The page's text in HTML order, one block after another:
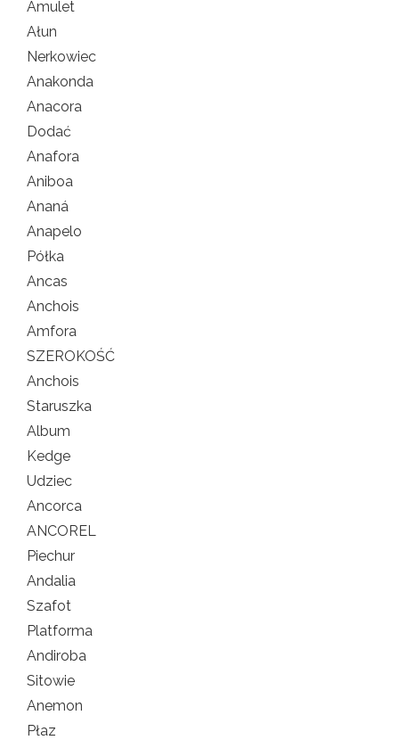
Amulet
Ałun
Nerkowiec
Anakonda
Anacora
Dodać
Anafora
Aniboa
Ananá
Anapelo
Półka
Ancas
Anchois
Amfora
SZEROKOŚĆ
Anchois
Staruszka
Album
Kedge
Udziec
Ancorca
ANCOREL
Piechur
Andalia
Szafot
Platforma
Andiroba
Sitowie
Anemon
Płaz